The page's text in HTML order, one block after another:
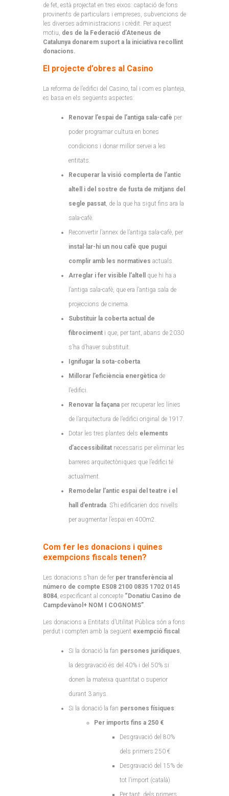
de fet, està projectat en tres eixos: captació de fons
provinents de particulars i empreses, subvencions de
les diverses administracions i crèdit. Per aquest
motiu, des de la Federació d’Ateneus de
Catalunya donarem suport a la iniciativa recollint
donacions.
El projecte d’obres al Casino
La reforma de l’edifici del Casino, tal i com es planteja,
es basa en els següents aspectes:
Renovar l’espai de l’antiga sala-cafè per
poder programar cultura en bones
condicions i donar millor servei a les
entitats.
Recuperar la visió complerta de l’antic
altell i del sostre de fusta de mitjans del
segle passat , de la que ha sigut fins ara la
sala-cafè.
Reconvertir l’annex de l’antiga sala-cafè, per
instal·lar-hi un nou cafè que pugui
complir amb les normatives actuals.
Arreglar i fer visible l’altell
que hi ha a
l’antiga sala-cafè, que era l’antiga sala de
projeccions de cinema.
Substituir la coberta actual de
fibrociment i que, per tant, abans de 2030
s’ha d’haver substituït.
Ignifugar la sota-coberta
Millorar l’eficiència energètica de
l’edifici.
Renovar la façana per recuperar les línies
de l’arquitectura de l’edifici original de 1917.
Dotar les tres plantes dels elements
d’accessibilitat necessaris per eliminar les
barreres arquitectòniques que l’edifici té
actualment.
Remodelar l’antic espai del teatre i el
hall d’entrada . S’hi edificarien dos nivells
per augmentar l’espai en 400m2.
Com fer les donacions i quines
exempcions fiscals tenen?
Les donacions s’han de fer per transferència al
número de compte ES08 2100 0835 1702 0145
8084 , especificant al concepte “Donatiu Casino de
Campdevànol+ NOM I COGNOMS”
Les donacions a Entitats d’Utilitat Pública són a fons
perdut i compten amb la següent exempció fiscal :
Si la donació la fan persones jurídiques
la desgravació és del 40% i del 50% si
donen la mateixa quantitat o superior
durant 3 anys.
Si la donació la fan persones físiques:
Per imports fins a 250 €
Desgravació del 80%
dels primers 250 €
Desgravació del 15% de
tot l’import (català)
Per tant, dels primers